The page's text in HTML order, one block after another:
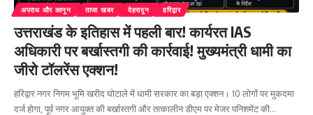
अपराध और कानून ताजा खबर देहरादून हरिद्वार
उत्तराखंड के इतिहास में पहली बार! कार्यरत IAS
अधिकारी पर बर्खास्तगी की कार्रवाई! मुख्यमंत्री धामी का
जीरो टॉलरेंस एक्शन!
हरिद्वार नगर निगम भूमि खरीद घोटाले में धामी सरकार का बड़ा एक्शन। 10 लोगों पर मुकदमा
दर्ज होगा, पूर्व नगर आयुक्त की बर्खास्तगी और तत्कालीन डीएम पर मेजर पनिशमेंट की…